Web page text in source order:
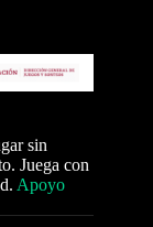
sin
Juega con
Apoyo